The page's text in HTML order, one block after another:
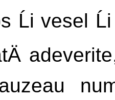
Ĺi vesel